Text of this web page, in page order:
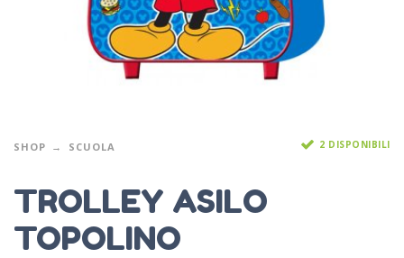
SHOP SCUOLA 2 DISPONIBILI
TROLLEY ASILO
TOPOLINO